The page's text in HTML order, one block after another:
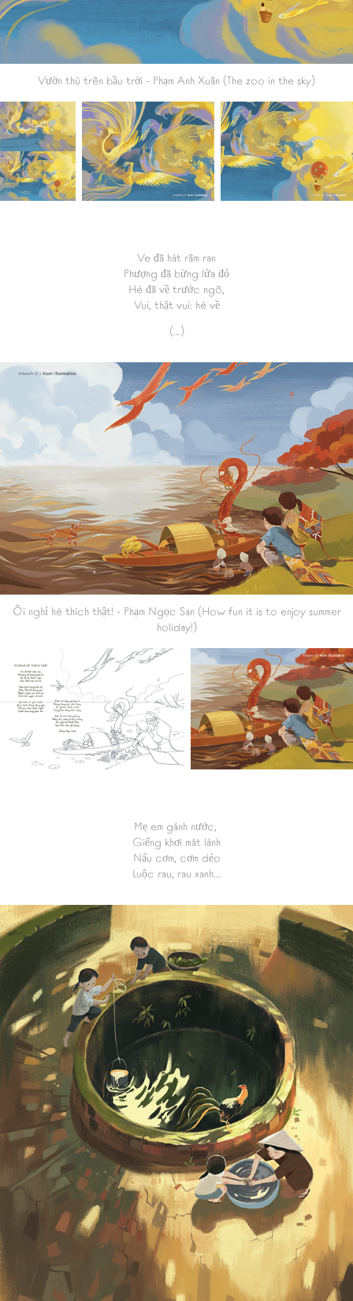
Vườn thú trên bầu trời - Phạm Anh Xuân (The zoo in the sky)
Ve đã hát râm ran
Phượng đã bừng lửa đỏ
Hè đã về trước ngõ,
Vui, thật vui: hè về
(...)
Ôi nghỉ hè thích thật! - Phạm Ngọc San (How fun it is to enjoy summer
holiday!)
Mẹ em gánh nước,
Giếng khơi mát lành
Nấu cơm, cơm dẻo
Luộc rau, rau xanh...